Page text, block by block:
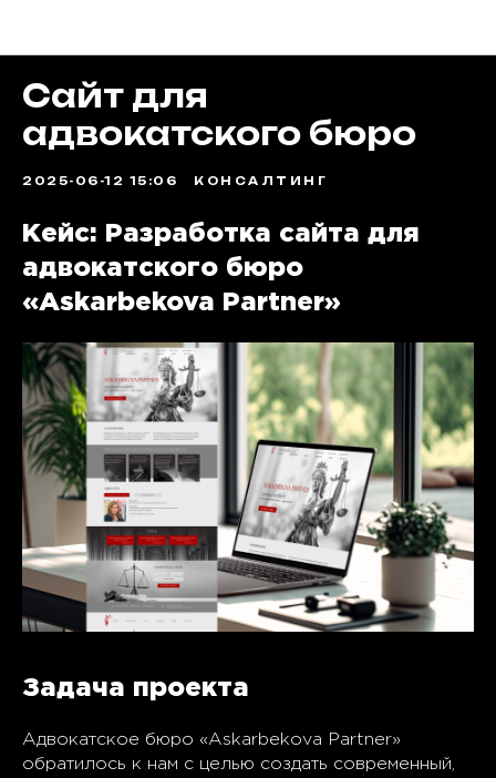
Сайт для
адвокатского бюро
2025-06-12 15:06 КОНСАЛТИНГ
Кейс: Разработка сайта для
адвокатского бюро
«Askarbekova Partner»
Задача проекта
Адвокатское бюро «Askarbekova Partner»
обратилось к нам с целью создать современный,